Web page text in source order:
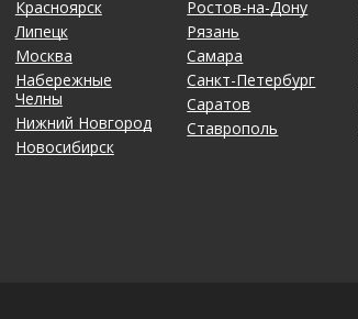
Красноярск
Липецк
Москва
Набережные
Челны
Нижний Новгород
Новосибирск
Ростов-на-Дону
Рязань
Самара
Санкт-Петербург
Саратов
Ставрополь